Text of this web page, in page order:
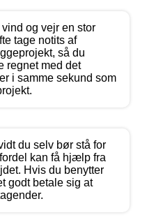
og vejr en stor
tage notits af
så du
regnet med det
i samme sekund som
du selv bør stå for
kan få hjælp fra
Hvis du benytter
godt betale sig at